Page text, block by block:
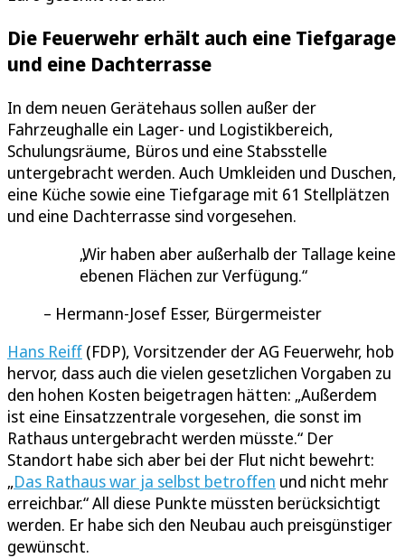
Die Feuerwehr erhält auch eine Tiefgarage
und eine Dachterrasse
In dem neuen Gerätehaus sollen außer der
Fahrzeughalle ein Lager- und Logistikbereich,
Schulungsräume, Büros und eine Stabsstelle
untergebracht werden. Auch Umkleiden und Duschen,
eine Küche sowie eine Tiefgarage mit 61 Stellplätzen
und eine Dachterrasse sind vorgesehen.
Wir haben aber außerhalb der Tallage keine
ebenen Flächen zur Verfügung.
Hermann-Josef Esser, Bürgermeister
Hans Reiff (FDP), Vorsitzender der AG Feuerwehr, hob
hervor, dass auch die vielen gesetzlichen Vorgaben zu
den hohen Kosten beigetragen hätten: „Außerdem
ist eine Einsatzzentrale vorgesehen, die sonst im
Rathaus untergebracht werden müsste.“ Der
Standort habe sich aber bei der Flut nicht bewehrt:
„Das Rathaus war ja selbst betroffen und nicht mehr
erreichbar.“ All diese Punkte müssten berücksichtigt
werden. Er habe sich den Neubau auch preisgünstiger
gewünscht.